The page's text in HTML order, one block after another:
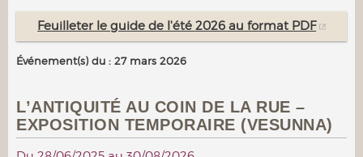
Feuilleter le guide de l'été 2026 au format PDF
Événement(s) du : 27 mars 2026
L’ANTIQUITÉ AU COIN DE LA RUE –
EXPOSITION TEMPORAIRE (VESUNNA)